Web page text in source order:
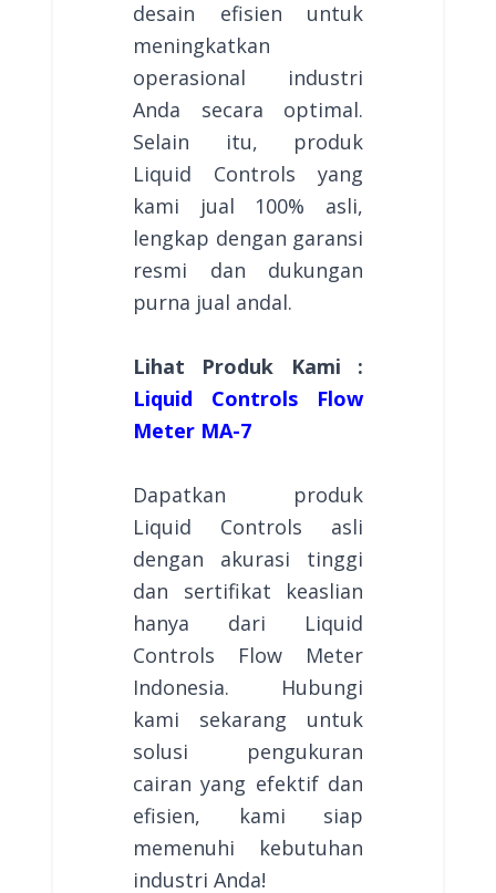
desain efisien untuk
meningkatkan
operasional industri
Anda secara optimal.
Selain itu, produk
Liquid Controls yang
kami jual 100% asli,
lengkap dengan garansi
resmi dan dukungan
purna jual andal.
Lihat Produk Kami :
Liquid Controls Flow
Meter MA-7
Dapatkan produk
Liquid Controls asli
dengan akurasi tinggi
dan sertifikat keaslian
hanya dari Liquid
Controls Flow Meter
Indonesia. Hubungi
kami sekarang untuk
solusi pengukuran
cairan yang efektif dan
efisien, kami siap
memenuhi kebutuhan
industri Anda!